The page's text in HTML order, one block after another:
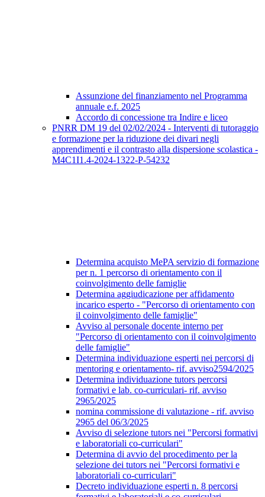
Assunzione del finanziamento nel Programma
annuale e.f. 2025
Accordo di concessione tra Indire e liceo
PNRR DM 19 del 02/02/2024 - Interventi di tutoraggio
e formazione per la riduzione dei divari negli
apprendimenti e il contrasto alla dispersione scolastica -
M4C1I1.4-2024-1322-P-54232
Determina acquisto MePA servizio di formazione
per n. 1 percorso di orientamento con il
coinvolgimento delle famiglie
Determina aggiudicazione per affidamento
incarico esperto - "Percorso di orientamento con
il coinvolgimento delle famiglie"
Avviso al personale docente interno per
"Percorso di orientamento con il coinvolgimento
delle famiglie"
Determina individuazione esperti nei percorsi di
mentoring e orientamento- rif. avviso2594/2025
Determina individuazione tutors percorsi
formativi e lab. co-curriculari- rif. avviso
2965/2025
nomina commissione di valutazione - rif. avviso
2965 del 06/3/2025
Avviso di selezione tutors nei "Percorsi formativi
e laboratoriali co-curriculari"
Determina di avvio del procedimento per la
selezione dei tutors nei "Percorsi formativi e
laboratoriali co-curriculari"
Decreto individuazione esperti n. 8 percorsi